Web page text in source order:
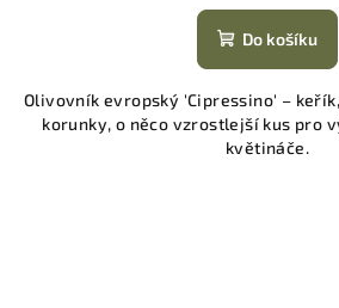
Do košíku
Olivovník evropský 'Cipressino' –
korunky, o něco vzrostlejší kus pro
květináče.